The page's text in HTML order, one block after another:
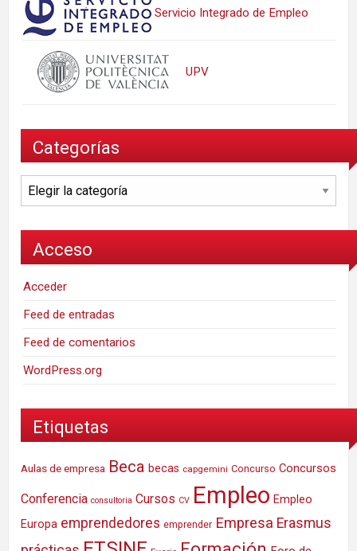
Servicio Integrado de Empleo
UPV
Categorías
Categorías
Acceso
Acceder
Feed de entradas
Feed de comentarios
WordPress.org
Etiquetas
Aulas de empresa Beca becas capgemini Concurso Concursos
Conferencia consultoria Cursos CV Empleo Empleo
Europa emprendedores emprender Empresa Erasmus